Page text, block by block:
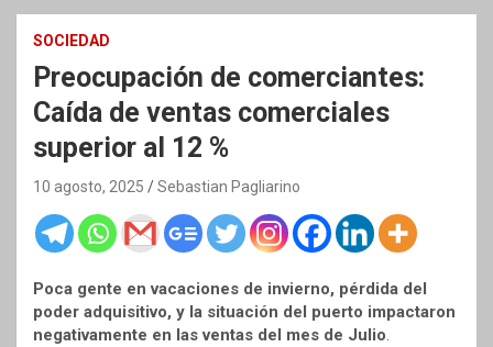
SOCIEDAD
Preocupación de comerciantes:
Caída de ventas comerciales
superior al 12 %
10 agosto, 2025 Sebastian Pagliarino
Poca gente en vacaciones de invierno, pérdida del
poder adquisitivo, y la situación del puerto impactaron
negativamente en las ventas del mes de Julio.